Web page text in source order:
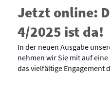
Jetzt online:
4/2025 ist da!
In der neuen Ausgabe
nehmen wir Sie mit auf
das vielfältige Engagement